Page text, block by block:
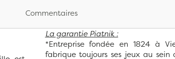
Commentaires
La garantie Piatnik :
*Entreprise fondée en 1824 à
fabrique toujours ses jeux au